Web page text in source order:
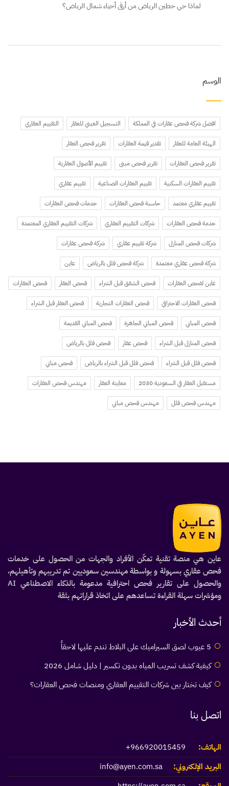
لماذا حي حطين الرياض من أرقى أحياء شمال الرياض؟
الوسم
افضل شركة فحص عقارات في المملكة التسجيل العيني للعقار التقييم العقاري
الهيئة العامة للعقار تقدير قيمة العقارات تقرير فحص العقار
تقرير فحص العقارات تقرير فحص مبنى تقييم الأصول العقارية
تقييم العقارات السكنية تقييم العقارات الصناعية تقييم عقاري
تقييم عقاري معتمد حاسبة فحص العقارات خدمات فحص العقارات
خدمة فحص العقارات شركات التقييم العقاري شركات التقييم العقاري المعتمدة
شركات فحص المنازل شركة تقييم عقاري شركة فحص عقارات
شركة فحص عقاري معتمدة شركة فحص فلل بالرياض عاين
عاين لفحص العقارات فحص الشقق قبل الشراء فحص العقار فحص العقارات
فحص العقارات الاحترافي فحص العقارات التجارية فحص العقار قبل الشراء
فحص المباني فحص المباني الجاهزة فحص المباني القديمة
فحص المنازل قبل الشراء فحص عقار فحص فلل بالرياض
فحص فلل قبل الشراء فحص فلل قبل الشراء بالرياض فحص مباني
مستقبل العقار في السعودية 2030 معاينة العقار مهندس فحص العقارات
مهندس فحص فلل مهندس فحص مباني
عاين هي منصة تقنية تمكّن الأفراد والجهات من الحصول على خدمات
فحص عقاري بسهولة و بواسطة مهندسين سعوديين تم تدريبهم وتأهيلهم،
والحصول على تقارير فحص احترافية مدعومة بالذكاء الاصطناعي AI
ومؤشرات سهلة القراءة تساعدهم على اتخاذ قراراتهم بثقة
أحدث الأخبار
5 عيوب لصق السيراميك على البلاط تندم عليها لاحقاً
كيفية كشف تسريب المياه بدون تكسير | دليل شامل 2026
كيف تختار بين شركات التقييم العقاري ومنصات فحص العقارات؟
اتصل بنا
الهاتف:
966920015459+
البريد الإلكتروني:
info@ayen.com.sa